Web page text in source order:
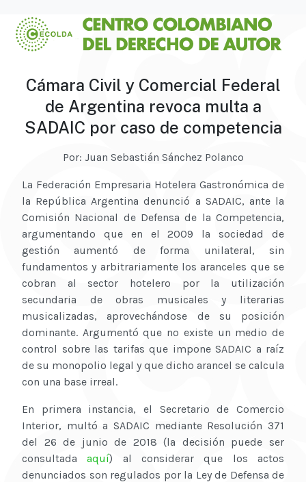
Cámara Civil y Comercial Federal
de Argentina revoca multa a
SADAIC por caso de competencia
Por: Juan Sebastián Sánchez Polanco
La Federación Empresaria Hotelera Gastronómica de
la República Argentina denunció a SADAIC, ante la
Comisión Nacional de Defensa de la Competencia,
argumentando que en el 2009 la sociedad de
gestión aumentó de forma unilateral, sin
fundamentos y arbitrariamente los aranceles que se
cobran al sector hotelero por la utilización
secundaria de obras musicales y literarias
musicalizadas, aprovechándose de su posición
dominante. Argumentó que no existe un medio de
control sobre las tarifas que impone SADAIC a raíz
de su monopolio legal y que dicho arancel se calcula
con una base irreal.
En primera instancia, el Secretario de Comercio
Interior, multó a SADAIC mediante Resolución 371
del 26 de junio de 2018 (la decisión puede ser
consultadaaquí) al considerar que los actos
denunciados son regulados por la Ley de Defensa de